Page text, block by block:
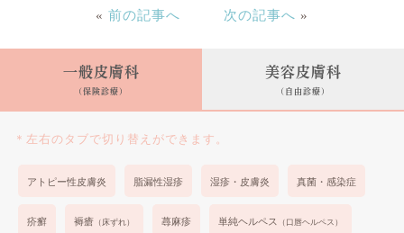
« 前の記事へ 次の記事へ »
一般皮膚科
(保険診療)
美容皮膚科
(自由診療)
＊左右のタブで切り替えができます。
アトピー性皮膚炎 脂漏性湿疹 湿疹・皮膚炎 真菌・感染症
疥癬 褥瘡 （床ずれ） 蕁麻疹 単純ヘルペス （口唇ヘルペス）